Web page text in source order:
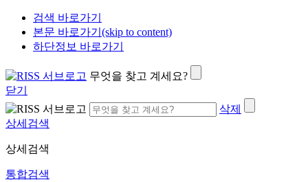
검색 바로가기
본문 바로가기(skip to content)
하단정보 바로가기
무엇을 찾고 계세요?
닫기
삭제
상세검색
상세검색
통합검색